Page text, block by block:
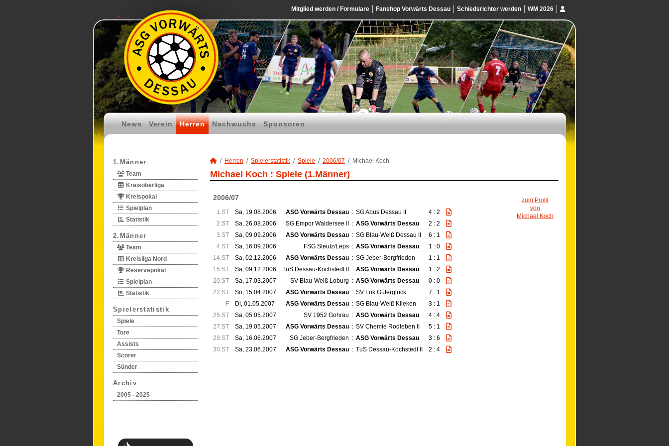
Mitglied werden / Formulare Fanshop Vorwärts Dessau Schiedsrichter werden WM 2026
News Verein Herren Nachwuchs Sponsoren
1.Männer
Team
Kreisoberliga
Kreispokal
Spielplan
Statistik
2.Männer
Team
Kreisliga Nord
Reservepokal
Spielplan
Statistik
Spielerstatistik
Spiele
Tore
Assists
Scorer
Sünder
Archiv
2005 - 2025
Herren Spielerstatistik Spiele 2006/07 Michael Koch
Michael Koch : Spiele (1.Männer)
zum Profil
von
Michael Koch
2006/07
1.ST Sa, 19.08.2006 ASG Vorwärts Dessau : SG Abus Dessau II
4 : 2
2.ST
Sa, 26.08.2006 SG Empor Waldersee II : ASG Vorwärts Dessau
2 : 2
3.ST
Sa, 09.09.2006 ASG Vorwärts Dessau : SG Blau-Weiß Dessau II
6 : 1
4.ST
Sa, 16.09.2006 FSG Steutz/Leps : ASG Vorwärts Dessau
1 : 0
14.ST
Sa, 02.12.2006 ASG Vorwärts Dessau : SG Jeber-Bergfrieden
1 : 1
15.ST
Sa, 09.12.2006 TuS Dessau-Kochstedt II : ASG Vorwärts Dessau
1 : 2
20.ST
Sa, 17.03.2007 SV Blau-Weiß Loburg : ASG Vorwärts Dessau
0 : 0
22.ST
So, 15.04.2007 ASG Vorwärts Dessau : SV Lok Güterglück
7 : 1
F
Di, 01.05.2007 ASG Vorwärts Dessau : SG Blau-Weiß Klieken
3 : 1
25.ST
Sa, 05.05.2007 SV 1952 Gohrau : ASG Vorwärts Dessau
4 : 4
27.ST
Sa, 19.05.2007 ASG Vorwärts Dessau : SV Chemie Rodleben II
5 : 1
29.ST
Sa, 16.06.2007 SG Jeber-Bergfrieden : ASG Vorwärts Dessau
3 : 6
30.ST
Sa, 23.06.2007 ASG Vorwärts Dessau : TuS Dessau-Kochstedt II 2 : 4